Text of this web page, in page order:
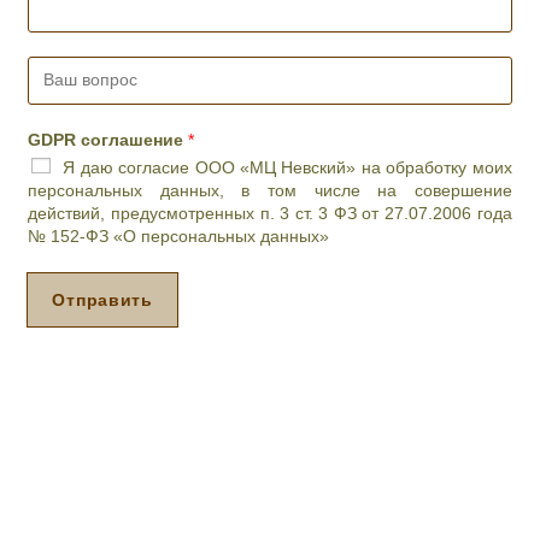
о
р
е
п
и
В
ш
в
о
п
р
о
с
*
GDPR соглашение*
Я даю согласие ООО «МЦ Невский» на обработку моих
персональных данных, в том числе на совершение
действий, предусмотренных п. 3 ст. 3 ФЗ от 27.07.2006 года
№ 152-ФЗ «О персональных данных»
Отправить